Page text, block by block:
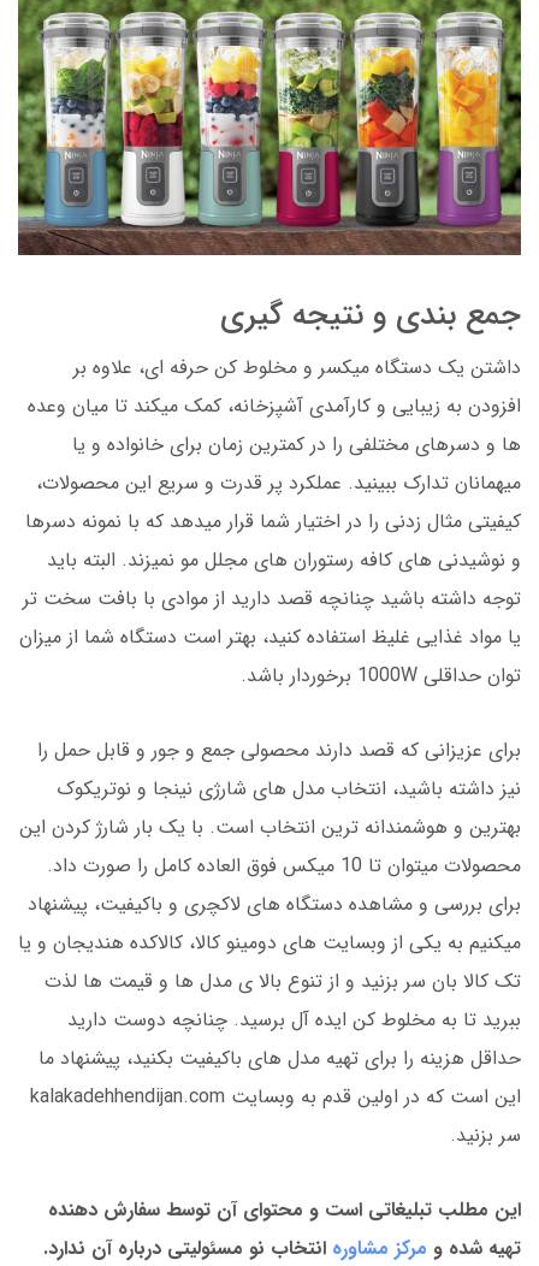
جمع بندی و نتیجه گیری
داشتن یک دستگاه میکسر و مخلوط کن حرفه ای، علاوه بر
افزودن به زیبایی و کارآمدی آشپزخانه، کمک میکند تا میان وعده
ها و دسرهای مختلفی را در کمترین زمان برای خانواده و یا
میهمانان تدارک ببینید. عملکرد پر قدرت و سریع این محصولات،
کیفیتی مثال زدنی را در اختیار شما قرار میدهد که با نمونه دسرها
و نوشیدنی های کافه رستوران های مجلل مو نمیزند. البته باید
توجه داشته باشید چنانچه قصد دارید از موادی با بافت سخت تر
یا مواد غذایی غلیظ استفاده کنید، بهتر است دستگاه شما از میزان
توان حداقلی 1000W برخوردار باشد.
برای عزیزانی که قصد دارند محصولی جمع و جور و قابل حمل را
نیز داشته باشید، انتخاب مدل های شارژی نینجا و نوتریکوک
بهترین و هوشمندانه ترین انتخاب است. با یک بار شارژ کردن این
محصولات میتوان تا 10 میکس فوق العاده کامل را صورت داد.
برای بررسی و مشاهده دستگاه های لاکچری و باکیفیت، پیشنهاد
میکنیم به یکی از وبسایت های دومینو کالا، کالاکده هندیجان و یا
تک کالا بان سر بزنید و از تنوع بالا ی مدل ها و قیمت ها لذت
ببرید تا به مخلوط کن ایده آل برسید. چنانچه دوست دارید
حداقل هزینه را برای تهیه مدل های باکیفیت بکنید، پیشنهاد ما
این است که در اولین قدم به وبسایت kalakadehhendijan.com
سر بزنید.
این مطلب تبلیغاتی است و محتوای آن توسط سفارش دهنده
تهیه شده و مرکز مشاوره انتخاب نو مسئولیتی درباره آن ندارد.